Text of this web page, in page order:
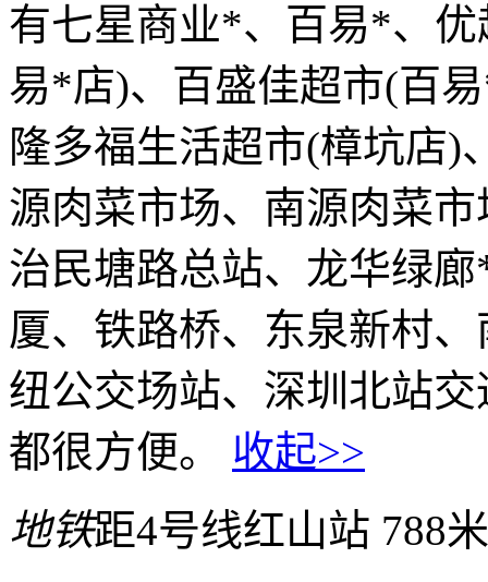
有七星商业*、百易*、
易*店)、百盛佳超市(百
隆多福生活超市(樟坑店)
源肉菜市场、南源肉菜
治民塘路总站、龙华绿
厦、铁路桥、东泉新村
纽公交场站、深圳北站
都很方便。 收起>>
地铁距4号线红山站 788米